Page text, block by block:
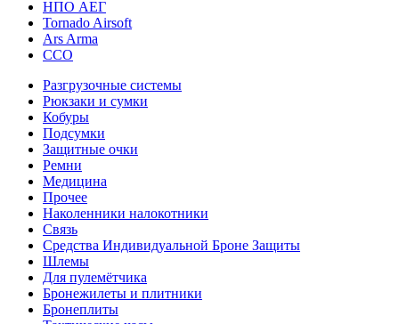
НПО АЕГ
Tornado Airsoft
Ars Arma
ССО
Разгрузочные системы
Рюкзаки и сумки
Кобуры
Подсумки
Защитные очки
Ремни
Медицина
Прочее
Наколенники налокотники
Связь
Средства Индивидуальной Броне Защиты
Шлемы
Для пулемётчика
Бронежилеты и плитники
Бронеплиты